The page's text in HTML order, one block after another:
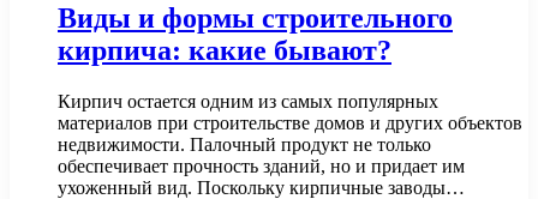
Виды и формы строительного
кирпича: какие бывают?
Кирпич остается одним из самых популярных
материалов при строительстве домов и других объектов
недвижимости. Палочный продукт не только
обеспечивает прочность зданий, но и придает им
ухоженный вид. Поскольку кирпичные заводы…